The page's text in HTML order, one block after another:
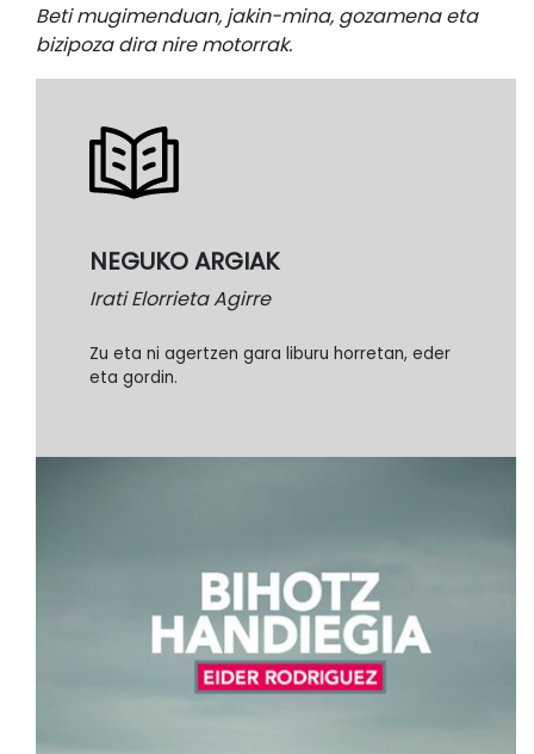
Beti mugimenduan, jakin-mina, gozamena eta
bizipoza dira nire motorrak.
NEGUKO ARGIAK
Irati Elorrieta Agirre
Zu eta ni agertzen gara liburu horretan, eder
eta gordin.